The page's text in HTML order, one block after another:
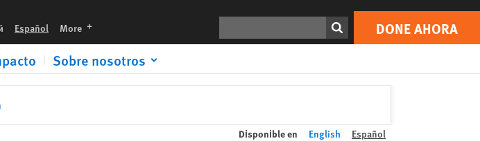
Español More languages DONE AHORA
Sobre nosotros
Print DONE AHORA
Disponible en English Español